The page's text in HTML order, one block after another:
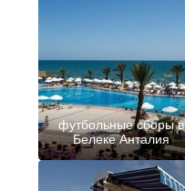
футбольные сборы в
Белеке Анталия